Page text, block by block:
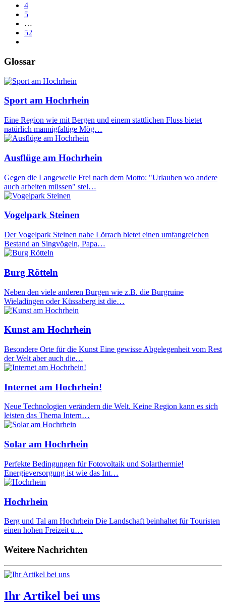
4
5
…
52
Glossar
Sport am Hochrhein
Eine Region wie mit Bergen und einem stattlichen Fluss bietet
natürlich mannigfaltige Mög…
Ausflüge am Hochrhein
Gegen die Langeweile Frei nach dem Motto: "Urlauben wo andere
auch arbeiten müssen" stel…
Vogelpark Steinen
Der Vogelpark Steinen nahe Lörrach bietet einen umfangreichen
Bestand an Singvögeln, Papa…
Burg Rötteln
Neben den viele anderen Burgen wie z.B. die Burgruine
Wieladingen oder Küssaberg ist die…
Kunst am Hochrhein
Besondere Orte für die Kunst Eine gewisse Abgelegenheit vom Rest
der Welt aber auch die…
Internet am Hochrhein!
Neue Technologien verändern die Welt. Keine Region kann es sich
leisten das Thema Intern…
Solar am Hochrhein
Perfekte Bedingungen für Fotovoltaik und Solarthermie!
Energieversorgung ist wie das Int…
Hochrhein
Berg und Tal am Hochrhein Die Landschaft beinhaltet für Touristen
einen hohen Freizeit u…
Weitere Nachrichten
Ihr Artikel bei uns